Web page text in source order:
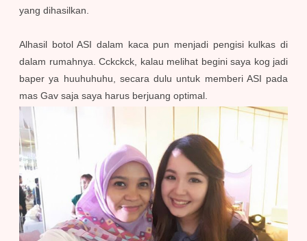
yang dihasilkan.
Alhasil botol ASI dalam kaca pun menjadi pengisi kulkas di
dalam rumahnya. Cckckck, kalau melihat begini saya kog jadi
baper ya huuhuhuhu, secara dulu untuk memberi ASI pada
mas Gav saja saya harus berjuang optimal.